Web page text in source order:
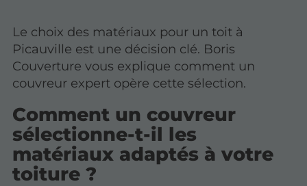
Le choix des matériaux pour un toit à
Picauville est une décision clé. Boris
Couverture vous explique comment un
couvreur expert opère cette sélection.
Comment un couvreur
sélectionne-t-il les
matériaux adaptés à votre
toiture ?